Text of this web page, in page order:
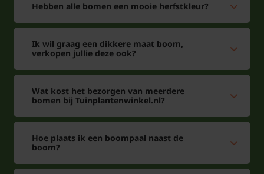
Hebben alle bomen een mooie herfstkleur?
Ik wil graag een dikkere maat boom,
verkopen jullie deze ook?
Wat kost het bezorgen van meerdere
bomen bij Tuinplantenwinkel.nl?
Hoe plaats ik een boompaal naast de
boom?